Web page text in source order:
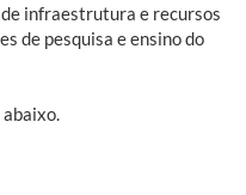
infraestrutura e recursos
de pesquisa e ensino do